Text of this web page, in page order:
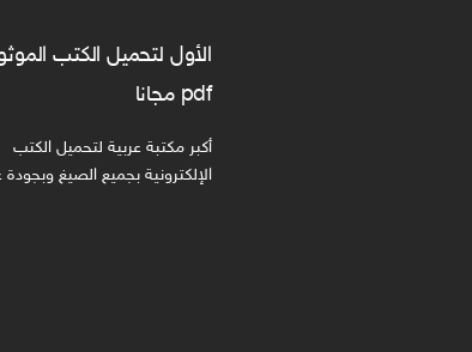
الأول لتحميل الكتب
pdf مجانا
أكبر مكتبة عربية لتحميل الكتب
الإلكترونية بجميع الصيغ وبجودة